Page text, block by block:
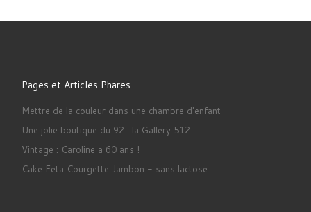
Pages et Articles Phares
Mettre de la couleur dans une chambre d'enfant
Une jolie boutique du 92 : la Gallery 512
Vintage : Caroline a 60 ans !
Cake Feta Courgette Jambon - sans lactose